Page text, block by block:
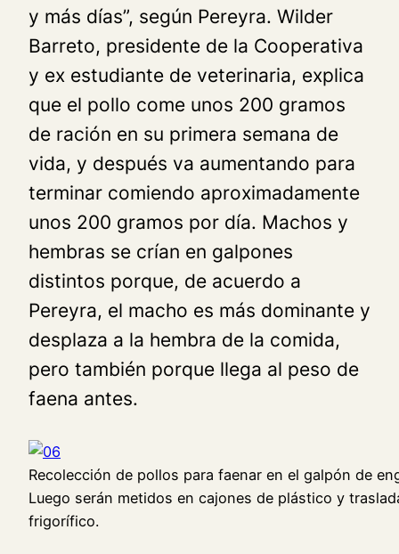
y más días”, según Pereyra. Wilder
Barreto, presidente de la Cooperativa
y ex estudiante de veterinaria, explica
que el pollo come unos 200 gramos
de ración en su primera semana de
vida, y después va aumentando para
terminar comiendo aproximadamente
unos 200 gramos por día. Machos y
hembras se crían en galpones
distintos porque, de acuerdo a
Pereyra, el macho es más dominante y
desplaza a la hembra de la comida,
pero también porque llega al peso de
faena antes.
Recolección de pollos para faenar en el galpón de
Luego serán metidos en cajones de plástico y
frigorífico.